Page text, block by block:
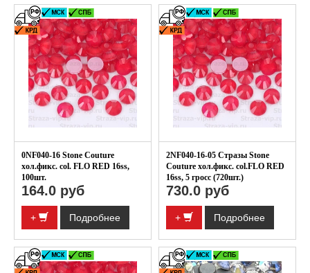
0NF040-16 Stone Couture
хол.фикс. col. FLO RED 16ss,
100шт.
164.0 руб
+ Подробнее
2NF040-16-05 Стразы Stone
Couture хол.фикс. col.FLO RED
16ss, 5 гросс (720шт.)
730.0 руб
+ Подробнее